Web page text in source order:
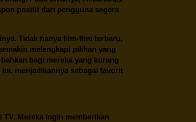
positif dari pengguna segera
Tidak hanya film-film terbaru,
melengkapi pilihan yang
bagi mereka yang kurang
menjadikannya sebagai favorit
Mereka ingin memberikan